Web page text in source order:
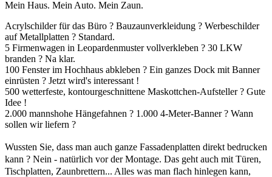
Mein Haus. Mein Auto. Mein Zaun.
Acrylschilder für das Büro ? Bauzaunverkleidung ? Werbeschilder
auf Metallplatten ? Standard.
5 Firmenwagen in Leopardenmuster vollverkleben ? 30 LKW
branden ? Na klar.
100 Fenster im Hochhaus abkleben ? Ein ganzes Dock mit Banner
einrüsten ? Jetzt wird's interessant !
500 wetterfeste, kontourgeschnittene Maskottchen-Aufsteller ? Gute
Idee !
2.000 mannshohe Hängefahnen ? 1.000 4-Meter-Banner ? Wann
sollen wir liefern ?
Wussten Sie, dass man auch ganze Fassadenplatten direkt bedrucken
kann ? Nein - natürlich vor der Montage. Das geht auch mit Türen,
Tischplatten, Zaunbrettern... Alles was man flach hinlegen kann,